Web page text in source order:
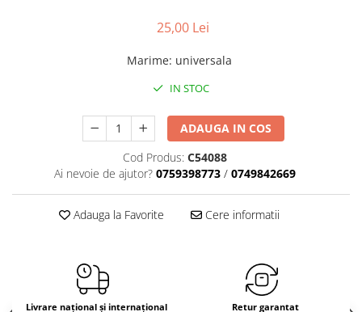
25,00 Lei
Marime: universala
IN STOC
ADAUGA IN COS
Cod Produs: C54088
Ai nevoie de ajutor? 0759398773 / 0749842669
Adauga la Favorite Cere informatii
Livrare național și internațional Retur garantat